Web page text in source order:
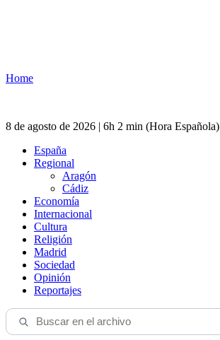
Home
8 de agosto de 2026 | 6h 2 min (Hora Española)
España
Regional
Aragón
Cádiz
Economía
Internacional
Cultura
Religión
Madrid
Sociedad
Opinión
Reportajes